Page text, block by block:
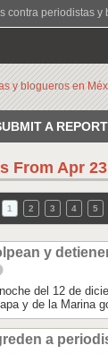
contra periodistas y
A REPORT
From Apr
1 2 3 4 5
y
del 12 de
y de la Marina
a